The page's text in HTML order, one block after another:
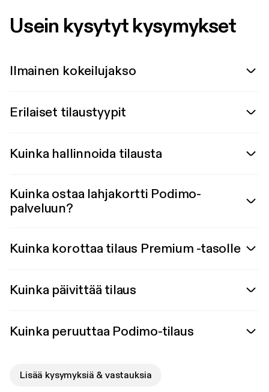
Usein kysytyt kysymykset
Ilmainen kokeilujakso
Erilaiset tilaustyypit
Kuinka hallinnoida tilausta
Kuinka ostaa lahjakortti Podimo-
palveluun?
Kuinka korottaa tilaus Premium -tasolle
Kuinka päivittää tilaus
Kuinka peruuttaa Podimo-tilaus
Lisää kysymyksiä & vastauksia